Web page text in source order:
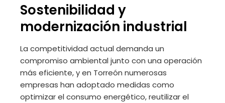
Sostenibilidad y
modernización industrial
La competitividad actual demanda un
compromiso ambiental junto con una operación
más eficiente, y en Torreón numerosas
empresas han adoptado medidas como
optimizar el consumo energético, reutilizar el